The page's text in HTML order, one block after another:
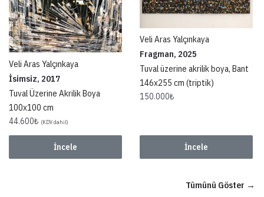
Veli Aras Yalçınkaya
İsimsiz, 2017
Tuval Üzerine Akrilik Boya
100x100 cm
44.600₺ (KDV dahil)
İncele
Veli Aras Yalçınkaya
Fragman, 2025
Tuval üzerine akrilik boya, Bant
146x255 cm (triptik)
150.000₺
İncele
Tümünü Göster →